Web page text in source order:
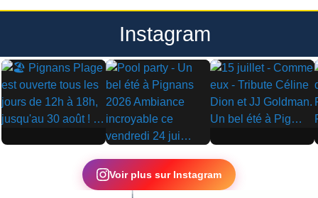
Instagram
▶
▶
▶
Voir plus sur Instagram